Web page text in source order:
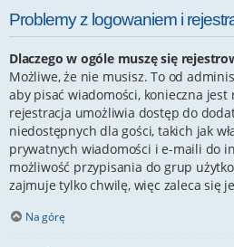
Problemy z logowaniem i
Dlaczego w ogóle muszę się
Możliwe, że nie musisz. To od
aby pisać wiadomości, konieczna
rejestracja umożliwia dostęp do
niedostępnych dla gości, takich jak
prywatnych wiadomości i e-maili do
możliwość przypisania do grup
zajmuje tylko chwilę, więc zaleca się
Na górę